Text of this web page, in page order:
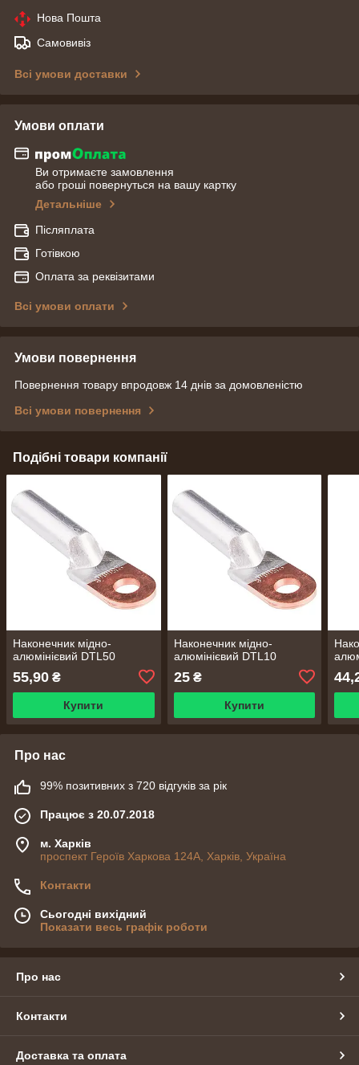
Нова Пошта
Самовивіз
Всі умови доставки
Умови оплати
Ви отримаєте замовлення
або гроші повернуться на вашу картку
Детальніше
Післяплата
Готівкою
Оплата за реквізитами
Всі умови оплати
Умови повернення
Повернення товару впродовж 14 днів за домовленістю
Всі умови повернення
Подібні товари компанії
Наконечник мідно-
алюмінієвий DTL50
55,90 ₴
Купити
Наконечник мідно-
алюмінієвий DTL10
25₴
Купити
Про нас
99% позитивних з 720 відгуків за рік
Працює з 20.07.2018
м. Харків
проспект Героїв Харкова 124А, Харків, Україна
Контакти
Сьогодні вихідний
Показати весь графік роботи
Про нас
Контакти
Доставка та оплата